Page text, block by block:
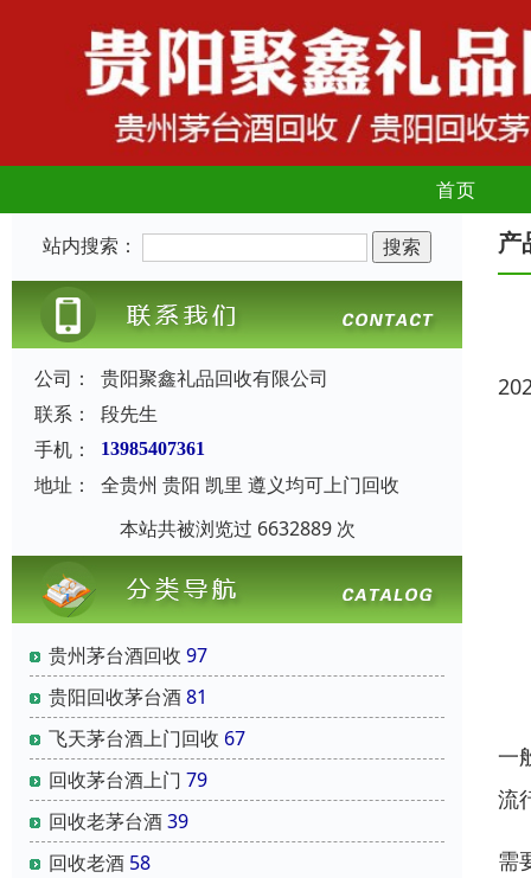
首页
站内搜索：
公司：
贵阳聚鑫礼品回收有限公司
联系：
段先生
手机：
13985407361
地址：
全贵州 贵阳 凯里 遵义均可上门回收
本站共被浏览过 6632889 次
贵州茅台酒回收 97
贵阳回收茅台酒81
飞天茅台酒上门回收 67
回收茅台酒上门 79
回收老茅台酒39
回收老酒 58
产
一
流
需